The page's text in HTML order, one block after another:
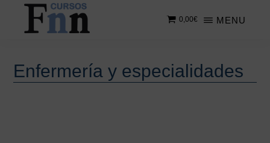
Saltar
contenido
Saltar
lateral
principal
cursos
MENU
0,00€
Enfermería y especialidades